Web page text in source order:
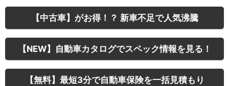
【中古車】がお得！？ 新車不足で人気沸騰
【NEW】自動車カタログでスペック情報を見る！
【無料】最短3分で自動車保険を一括見積もり